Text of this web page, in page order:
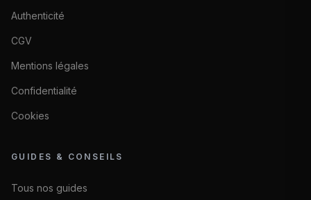
Authenticité
CGV
Mentions légales
Confidentialité
Cookies
GUIDES & CONSEILS
Tous nos guides